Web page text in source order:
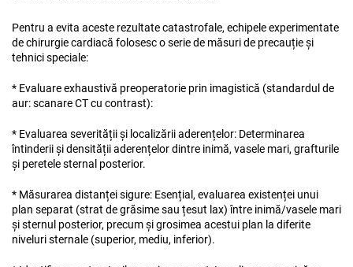
Pentru a evita aceste rezultate catastrofale, echipele experimentate
de chirurgie cardiacă folosesc o serie de măsuri de precauție și
tehnici speciale:
* Evaluare exhaustivă preoperatorie prin imagistică (standardul de
aur: scanare CT cu contrast):
* Evaluarea severității și localizării aderențelor: Determinarea
întinderii și densității aderențelor dintre inimă, vasele mari, grafturile
și peretele sternal posterior.
* Măsurarea distanței sigure: Esențial, evaluarea existenței unui
plan separat (strat de grăsime sau țesut lax) între inimă/vasele mari
și sternul posterior, precum și grosimea acestui plan la diferite
niveluri sternale (superior, mediu, inferior).